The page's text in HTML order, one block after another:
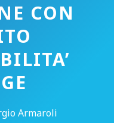
CON
Armaroli